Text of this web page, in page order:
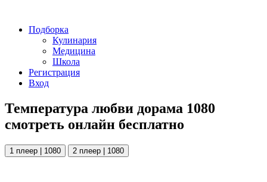
Подборка
Кулинария
Медицина
Школа
Регистрация
Вход
Температура любви дорама 1080
смотреть онлайн бесплатно
1 плеер | 1080 2 плеер | 1080